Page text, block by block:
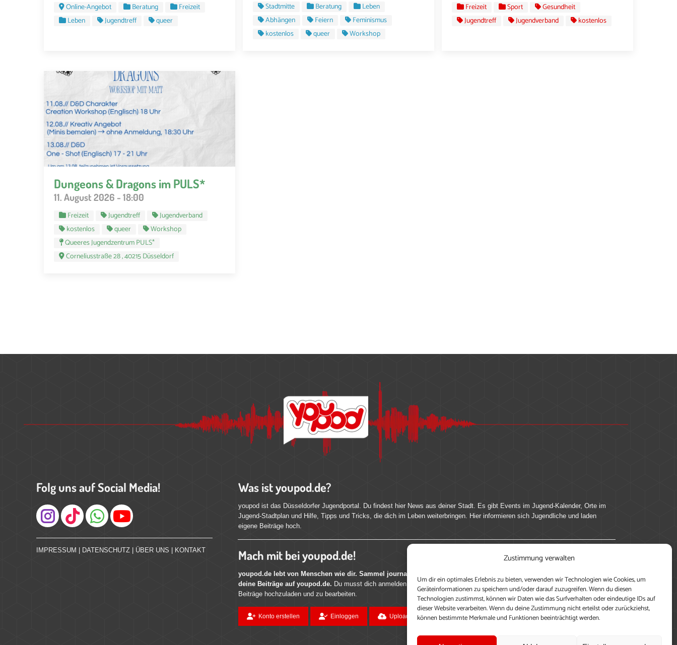
Zustimmung verwalten
Um dir ein optimales Erlebnis zu bieten, verwenden wir Technologien wie Cookies, um
Geräteinformationen zu speichern und/oder darauf zuzugreifen. Wenn du diesen
Technologien zustimmst, können wir Daten wie das Surfverhalten oder eindeutige IDs auf
dieser Website verarbeiten. Wenn du deine Zustimmung nicht erteilst oder zurückziehst,
können bestimmte Merkmale und Funktionen beeinträchtigt werden.
Online-Angebot Beratung
Freizeit
Leben
Jugendtreff queer
Stadtmitte
Beratung
Leben
Abhängen
Feiern
Feminismus
kostenlos
queer Workshop
Freizeit Sport
Gesundheit
Jugendtreff
Jugendverband kostenlos
Dungeons & Dragons im PULS*
11. August 2026 - 18:00
Freizeit Jugendtreff
Jugendverband
kostenlos
queer
Workshop
Queeres Jugendzentrum PULS*
Corneliusstraße 28 , 40215 Düsseldorf
Folg uns auf Social Media!
Instagram
IMPRESSUM DATENSCHUTZ ÜBER UNS KONTAKT
Was ist youpod.de?
youpod ist das Düsseldorfer Jugendportal. Du findest hier News aus deiner Stadt. Es gibt Events im Jugend-Kalender, Orte im
Jugend-Stadtplan und Hilfe, Tipps und Tricks, die dich im Leben weiterbringen. Hier informieren sich Jugendliche und laden
eigene Beiträge hoch.
Mach mit bei youpod.de!
youpod.de lebt von Menschen wie dir. Sammel journalistische Erfahrung, teile deine Perspektive und veröffentliche
deine Beiträge auf youpod.de. Du musst dich anmelden, um alle Funktionen nutzen zu können, ein Profil anzulegen, eigene
Beiträge hochzuladen und zu bearbeiten.
Konto erstellen Einloggen Upload ohne Login